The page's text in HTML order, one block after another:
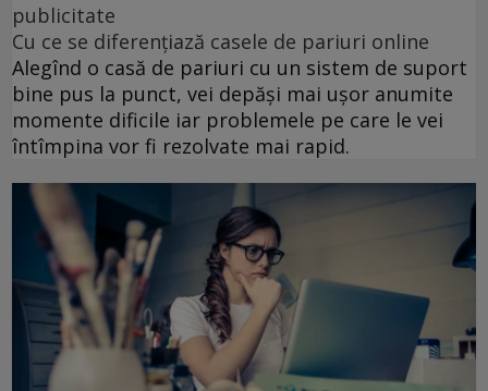
publicitate
Cu ce se diferențiază casele de pariuri online
Alegînd o casă de pariuri cu un sistem de suport
bine pus la punct, vei depăși mai ușor anumite
momente dificile iar problemele pe care le vei
întîmpina vor fi rezolvate mai rapid.